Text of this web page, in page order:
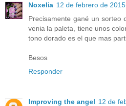
Noxelia 12 de febrero de
Precisamente gané un sorteo
venia la paleta, tiene unos
tono dorado es el que mas
Besos
Responder
Improving the angel 12 de